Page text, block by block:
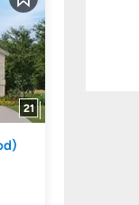
Guardar
21